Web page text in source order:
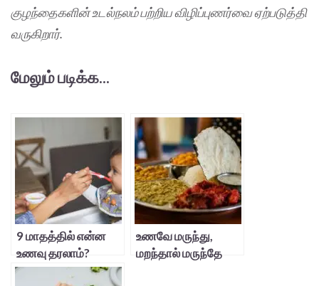
குழந்தைகளின் உடல்நலம் பற்றிய விழிப்புணர்வை ஏற்படுத்தி
வருகிறார்.
மேலும் படிக்க...
9 மாதத்தில் என்ன
உணவு தரலாம்?
உணவே மருந்து,
மறந்தால் மருந்தே